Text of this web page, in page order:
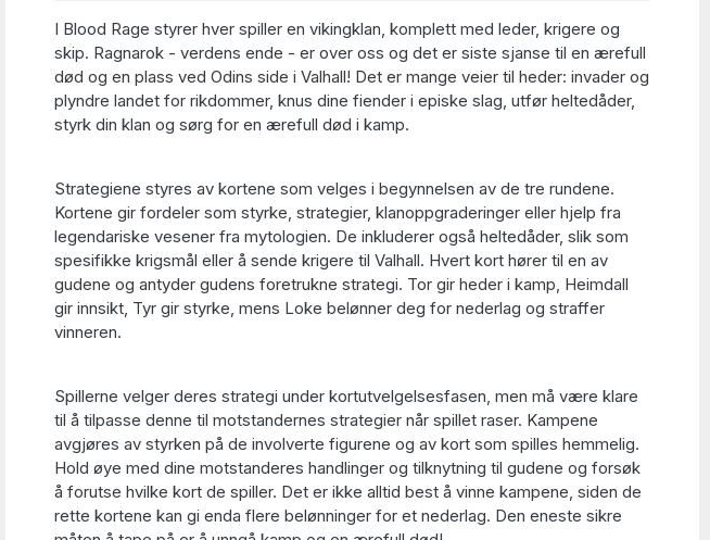
I Blood Rage styrer hver spiller en vikingklan, komplett med leder, krigere og
skip. Ragnarok - verdens ende - er over oss og det er siste sjanse til en ærefull
død og en plass ved Odins side i Valhall! Det er mange veier til heder: invader og
plyndre landet for rikdommer, knus dine fiender i episke slag, utfør heltedåder,
styrk din klan og sørg for en ærefull død i kamp.
Strategiene styres av kortene som velges i begynnelsen av de tre rundene.
Kortene gir fordeler som styrke, strategier, klanoppgraderinger eller hjelp fra
legendariske vesener fra mytologien. De inkluderer også heltedåder, slik som
spesifikke krigsmål eller å sende krigere til Valhall. Hvert kort hører til en av
gudene og antyder gudens foretrukne strategi. Tor gir heder i kamp, Heimdall
gir innsikt, Tyr gir styrke, mens Loke belønner deg for nederlag og straffer
vinneren.
Spillerne velger deres strategi under kortutvelgelsesfasen, men må være klare
til å tilpasse denne til motstandernes strategier når spillet raser. Kampene
avgjøres av styrken på de involverte figurene og av kort som spilles hemmelig.
Hold øye med dine motstanderes handlinger og tilknytning til gudene og forsøk
å forutse hvilke kort de spiller. Det er ikke alltid best å vinne kampene, siden de
rette kortene kan gi enda flere belønninger for et nederlag. Den eneste sikre